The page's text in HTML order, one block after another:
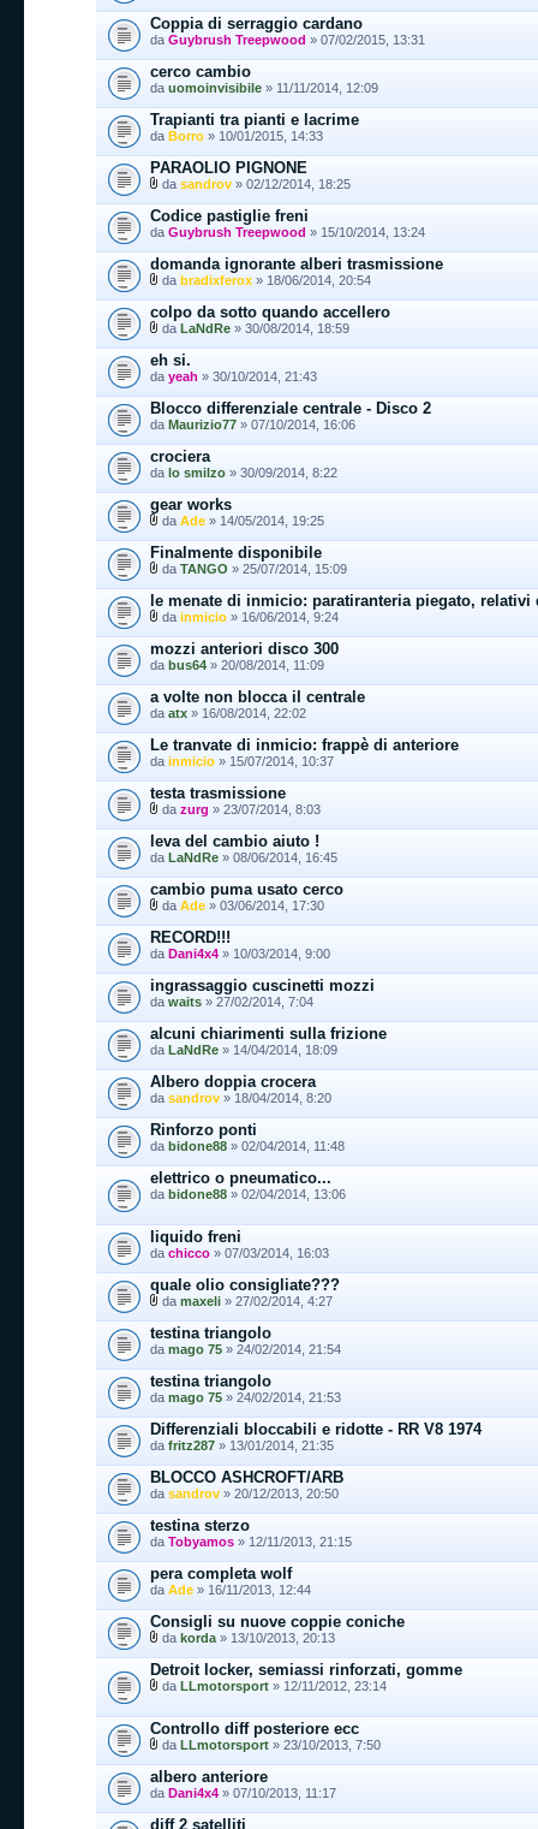
Coppia di serraggio cardano
da Guybrush Treepwood » 07/02/2015, 13:31
cerco cambio
da uomoinvisibile » 11/11/2014, 12:09
Trapianti tra pianti e lacrime
da Borro » 10/01/2015, 14:33
PARAOLIO PIGNONE
da sandrov » 02/12/2014, 18:25
Codice pastiglie freni
da Guybrush Treepwood » 15/10/2014, 13:24
domanda ignorante alberi trasmissione
da bradixferox » 18/06/2014, 20:54
colpo da sotto quando accellero
da LaNdRe » 30/08/2014, 18:59
eh si.
da yeah » 30/10/2014, 21:43
Blocco differenziale centrale - Disco 2
da Maurizio77 » 07/10/2014, 16:06
crociera
da lo smilzo » 30/09/2014, 8:22
gear works
da Ade » 14/05/2014, 19:25
Finalmente disponibile
da TANGO » 25/07/2014, 15:09
le menate di inmicio: paratiranteria piegato, relativi
da inmicio » 16/06/2014, 9:24
mozzi anteriori disco 300
da bus64 » 20/08/2014, 11:09
a volte non blocca il centrale
da atx » 16/08/2014, 22:02
Le tranvate di inmicio: frappè di anteriore
da inmicio » 15/07/2014, 10:37
testa trasmissione
da zurg » 23/07/2014, 8:03
leva del cambio aiuto !
da LaNdRe » 08/06/2014, 16:45
cambio puma usato cerco
da Ade » 03/06/2014, 17:30
RECORD!!!
da Dani4x4 » 10/03/2014, 9:00
ingrassaggio cuscinetti mozzi
da waits » 27/02/2014, 7:04
alcuni chiarimenti sulla frizione
da LaNdRe » 14/04/2014, 18:09
Albero doppia crocera
da sandrov » 18/04/2014, 8:20
Rinforzo ponti
da bidone88 » 02/04/2014, 11:48
elettrico o pneumatico...
da bidone88 » 02/04/2014, 13:06
liquido freni
da chicco » 07/03/2014, 16:03
quale olio consigliate???
da maxeli » 27/02/2014, 4:27
testina triangolo
da mago 75 » 24/02/2014, 21:54
testina triangolo
da mago 75 » 24/02/2014, 21:53
Differenziali bloccabili e ridotte - RR V8 1974
da fritz287 » 13/01/2014, 21:35
BLOCCO ASHCROFT/ARB
da sandrov » 20/12/2013, 20:50
testina sterzo
da Tobyamos » 12/11/2013, 21:15
pera completa wolf
da Ade » 16/11/2013, 12:44
Consigli su nuove coppie coniche
da korda » 13/10/2013, 20:13
Detroit locker, semiassi rinforzati, gomme
da LLmotorsport » 12/11/2012, 23:14
Controllo diff posteriore ecc
da LLmotorsport » 23/10/2013, 7:50
albero anteriore
da Dani4x4 » 07/10/2013, 11:17
diff 2 satelliti